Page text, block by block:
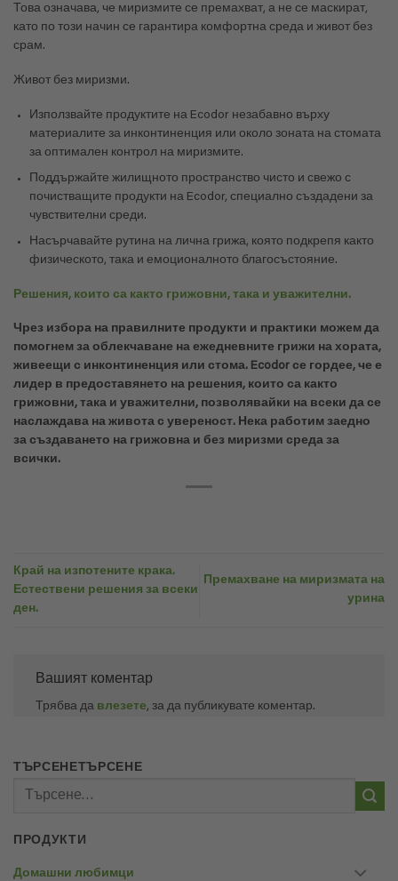
Това означава, че миризмите се премахват, а не се маскират,
като по този начин се гарантира комфортна среда и живот без
срам.
Живот без миризми.
Използвайте продуктите на Ecodor незабавно върху
материалите за инконтиненция или около зоната на стомата
за оптимален контрол на миризмите.
Поддържайте жилищното пространство чисто и свежо с
почистващите продукти на Ecodor, специално създадени за
чувствителни среди.
Насърчавайте рутина на лична грижа, която подкрепя както
физическото, така и емоционалното благосъстояние.
Решения, които са както грижовни, така и уважителни.
Чрез избора на правилните продукти и практики можем да
помогнем за облекчаване на ежедневните грижи на хората,
живеещи с инконтиненция или стома. Ecodor се гордее, че е
лидер в предоставянето на решения, които са както
грижовни, така и уважителни, позволявайки на всеки да се
наслаждава на живота с увереност. Нека работим заедно
за създаването на грижовна и без миризми среда за
всички.
Край на изпотените крака.
Естествени решения за всеки
ден.
Премахване на миризмата на
урина
Вашият коментар
Трябва да влезете, за да публикувате коментар.
ТЪРСЕНЕТЪРСЕНЕ
ПРОДУКТИ
Домашни любимци